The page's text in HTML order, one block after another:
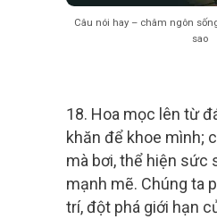
Câu nói hay – châm ngôn
sao
18. Hoa mọc lên từ
khăn để khoe mình;
mà bơi, thể hiện sức
mạnh mẽ. Chúng ta
trí, đột phá giới hạn